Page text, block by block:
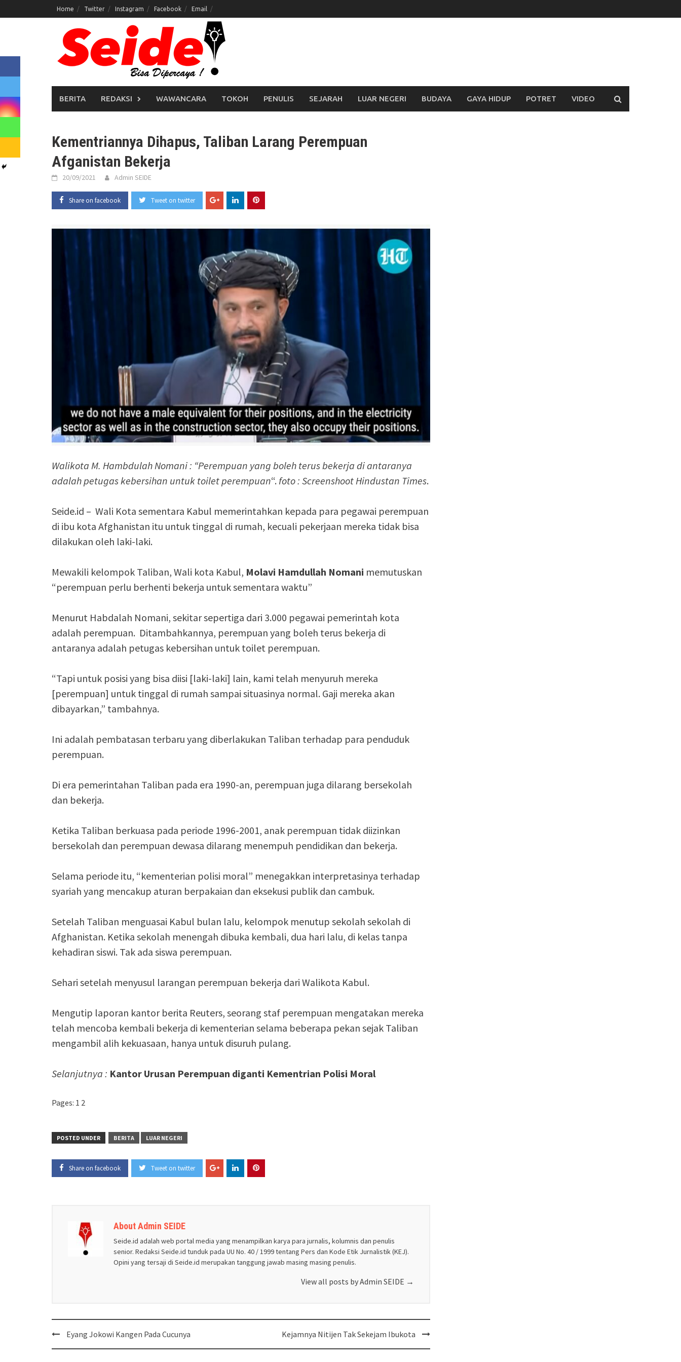
to
Home Twitter Instagram Facebook Email
BERITA REDAKSI WAWANCARA TOKOH PENULIS SEJARAH LUAR NEGERI BUDAYA GAYA HIDUP POTRET VIDEO
Kementriannya Dihapus, Taliban Larang Perempuan
Afganistan Bekerja
20/09/2021 Admin SEIDE
Share on facebook Tweet on twitter
Walikota M. Hambdulah Nomani : “Perempuan yang boleh terus bekerja di antaranya
adalah petugas kebersihan untuk toilet perempuan“. foto : Screenshoot Hindustan Times.
Seide.id – Wali Kota sementara Kabul memerintahkan kepada para pegawai perempuan
di ibu kota Afghanistan itu untuk tinggal di rumah, kecuali pekerjaan mereka tidak bisa
dilakukan oleh laki-laki.
Mewakili kelompok Taliban, Wali kota Kabul, Molavi Hamdullah Nomani memutuskan
“perempuan perlu berhenti bekerja untuk sementara waktu”
Menurut Habdalah Nomani, sekitar sepertiga dari 3.000 pegawai pemerintah kota
adalah perempuan. Ditambahkannya, perempuan yang boleh terus bekerja di
antaranya adalah petugas kebersihan untuk toilet perempuan.
“Tapi untuk posisi yang bisa diisi [laki-laki] lain, kami telah menyuruh mereka
[perempuan] untuk tinggal di rumah sampai situasinya normal. Gaji mereka akan
dibayarkan,” tambahnya.
Ini adalah pembatasan terbaru yang diberlakukan Taliban terhadap para penduduk
perempuan.
Di era pemerintahan Taliban pada era 1990-an, perempuan juga dilarang bersekolah
dan bekerja.
Ketika Taliban berkuasa pada periode 1996-2001, anak perempuan tidak diizinkan
bersekolah dan perempuan dewasa dilarang menempuh pendidikan dan bekerja.
Selama periode itu, “kementerian polisi moral” menegakkan interpretasinya terhadap
syariah yang mencakup aturan berpakaian dan eksekusi publik dan cambuk.
Setelah Taliban menguasai Kabul bulan lalu, kelompok menutup sekolah sekolah di
Afghanistan. Ketika sekolah menengah dibuka kembali, dua hari lalu, di kelas tanpa
kehadiran siswi. Tak ada siswa perempuan.
Sehari setelah menyusul larangan perempuan bekerja dari Walikota Kabul.
Mengutip laporan kantor berita Reuters, seorang staf perempuan mengatakan mereka
telah mencoba kembali bekerja di kementerian selama beberapa pekan sejak Taliban
mengambil alih kekuasaan, hanya untuk disuruh pulang.
Selanjutnya : Kantor Urusan Perempuan diganti Kementrian Polisi Moral
Pages: 1 2
POSTED UNDER BERITA LUAR NEGERI
Share on facebook Tweet on twitter
About Admin SEIDE
Seide.id adalah web portal media yang menampilkan karya para jurnalis, kolumnis dan penulis
senior. Redaksi Seide.id tunduk pada UU No. 40 / 1999 tentang Pers dan Kode Etik Jurnalistik (KEJ).
Opini yang tersaji di Seide.id merupakan tanggung jawab masing masing penulis.
View all posts by Admin SEIDE →
PostEyang Jokowi Kangen Pada Cucunya Kejamnya Nitijen Tak Sekejam Ibukota